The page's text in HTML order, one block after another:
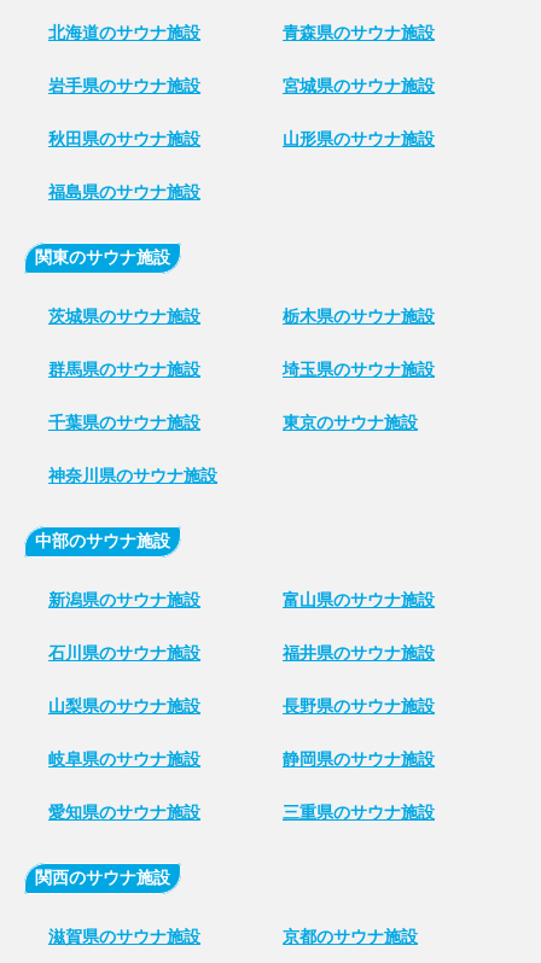
北海道のサウナ施設 青森県のサウナ施設
岩手県のサウナ施設 宮城県のサウナ施設
秋田県のサウナ施設 山形県のサウナ施設
福島県のサウナ施設
関東のサウナ施設
茨城県のサウナ施設 栃木県のサウナ施設
群馬県のサウナ施設 埼玉県のサウナ施設
千葉県のサウナ施設 東京のサウナ施設
神奈川県のサウナ施設
中部のサウナ施設
新潟県のサウナ施設 富山県のサウナ施設
石川県のサウナ施設 福井県のサウナ施設
山梨県のサウナ施設 長野県のサウナ施設
岐阜県のサウナ施設 静岡県のサウナ施設
愛知県のサウナ施設 三重県のサウナ施設
関西のサウナ施設
滋賀県のサウナ施設 京都のサウナ施設